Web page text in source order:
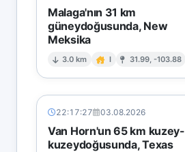
Malaga'nın 31 km
güneydoğusunda, New
Meksika
3.0 km I 31.99, -103.88
22:17:27 03.08.2026
Van Horn'un 65 km kuzey-
kuzeydoğusunda, Texas